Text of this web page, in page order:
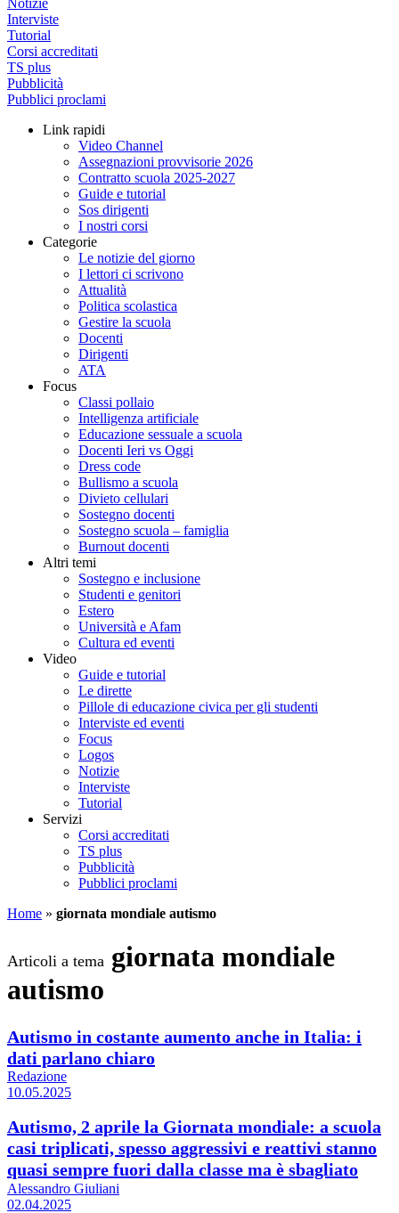
Notizie
Interviste
Tutorial
Corsi accreditati
TS plus
Pubblicità
Pubblici proclami
Link rapidi
Video Channel
Assegnazioni provvisorie 2026
Contratto scuola 2025-2027
Guide e tutorial
Sos dirigenti
I nostri corsi
Categorie
Le notizie del giorno
I lettori ci scrivono
Attualità
Politica scolastica
Gestire la scuola
Docenti
Dirigenti
ATA
Focus
Classi pollaio
Intelligenza artificiale
Educazione sessuale a scuola
Docenti Ieri vs Oggi
Dress code
Bullismo a scuola
Divieto cellulari
Sostegno docenti
Sostegno scuola – famiglia
Burnout docenti
Altri temi
Sostegno e inclusione
Studenti e genitori
Estero
Università e Afam
Cultura ed eventi
Video
Guide e tutorial
Le dirette
Pillole di educazione civica per gli studenti
Interviste ed eventi
Focus
Logos
Notizie
Interviste
Tutorial
Servizi
Corsi accreditati
TS plus
Pubblicità
Pubblici proclami
Home » giornata mondiale autismo
Articoli a tema giornata mondiale
autismo
Autismo in costante aumento anche in Italia: i
dati parlano chiaro
Redazione
10.05.2025
Autismo, 2 aprile la Giornata mondiale: a scuola
casi triplicati, spesso aggressivi e reattivi stanno
quasi sempre fuori dalla classe ma è sbagliato
Alessandro Giuliani
02.04.2025